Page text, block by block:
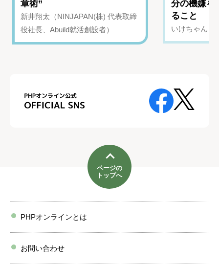
章術”
新井翔太（NINJAPAN(株) 代表取締
役社長、Abuild就活創設者）
分の機嫌を
ること
いけちゃん（
ページの
トップへ
PHPオンラインとは
お問い合わせ